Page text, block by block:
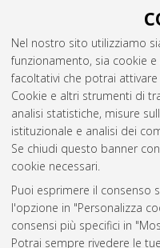
Nel nostro sito utilizziamo
funzionamento, sia cookie
facoltativi che potrai
Cookie e altri strumenti di
analisi statistiche, misure
istituzionale e analisi dei
Se chiudi questo banner
cookie necessari.
Puoi esprimere il consenso
l'opzione in "Personalizza
consensi più specifici in
Potrai sempre rivedere le
aumentare l'accuratezza
digitali.[Laurea], Università
Ingegneria e scienze
Questa lista e' stata
Atom
Rss 1.0